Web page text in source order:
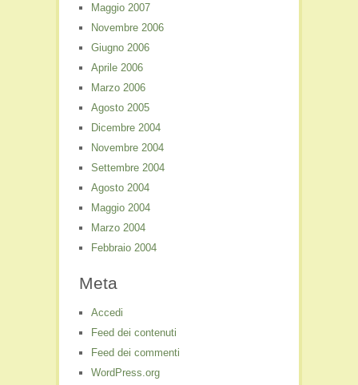
Maggio 2007
Novembre 2006
Giugno 2006
Aprile 2006
Marzo 2006
Agosto 2005
Dicembre 2004
Novembre 2004
Settembre 2004
Agosto 2004
Maggio 2004
Marzo 2004
Febbraio 2004
Meta
Accedi
Feed dei contenuti
Feed dei commenti
WordPress.org